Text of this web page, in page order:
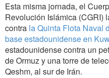
Esta misma jornada, el
Revolución Islámica (CGRI)
contra la Quinta Flota Naval
base estadounidense en
estadounidense contra un
de Ormuz y una torre de
Qeshm, al sur de Irán.